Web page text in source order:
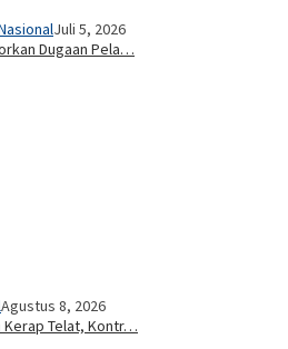
Juli 5, 2026
Dugaan Pela…
Agustus 8, 2026
Kerap Telat, Kontr…